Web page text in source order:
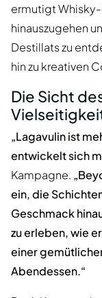
ermutigt
hinauszugehen
Destillats zu
hin zu kreativen
Die Sicht
„Lagavulin ist
entwickelt sich
Kampagne.
ein, die
Geschmack
zu erleben, wie
einer
Abendessen.“